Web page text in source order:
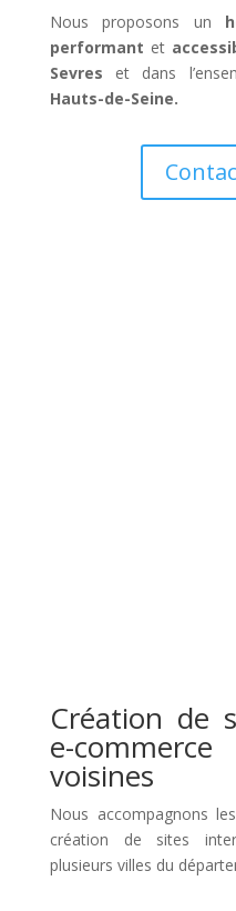
Nous proposons un
performant et
Sevres et dans
Hauts-de-Seine.
Création de
e-
voisines
Nous accompagnons
création de sites
plusieurs villes du